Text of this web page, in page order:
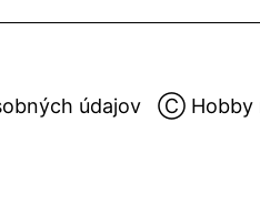
údajov Ⓒ Hobby